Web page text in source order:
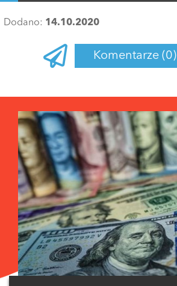
Dodano: 14.10.2020
Komentarze (0)